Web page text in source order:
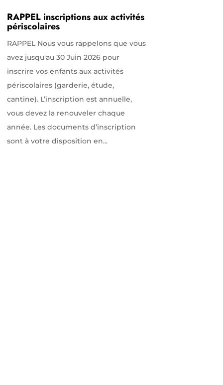
RAPPEL inscriptions aux activités
périscolaires
RAPPEL Nous vous rappelons que vous
avez jusqu'au 30 Juin 2026 pour
inscrire vos enfants aux activités
périscolaires (garderie, étude,
cantine). L’inscription est annuelle,
vous devez la renouveler chaque
année. Les documents d’inscription
sont à votre disposition en...